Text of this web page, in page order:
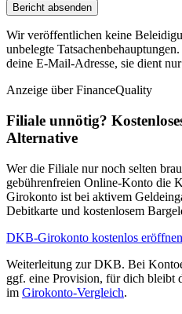
Bericht absenden
Wir veröffentlichen keine
unbelegte
deine E-Mail-Adresse, sie dient
Anzeige über FinanceQuality
Filiale unnötig?
Alternative
Wer die Filiale nur noch selten
gebührenfreien Online-Konto die
Girokonto ist bei aktivem
Debitkarte und kostenlosem
DKB-Girokonto kostenlos
Weiterleitung zur DKB. Bei
ggf. eine Provision, für dich bleibt
im Girokonto-Vergleich.